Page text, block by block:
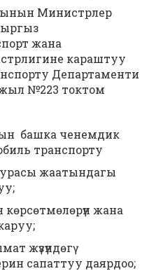
Министрлер
жана
караштуу
Департаменти
жыл №223 токтом
башка ченемдик
транспорту
жаатындагы
жана
жүзүндөгү
сапаттуу даярдоо;